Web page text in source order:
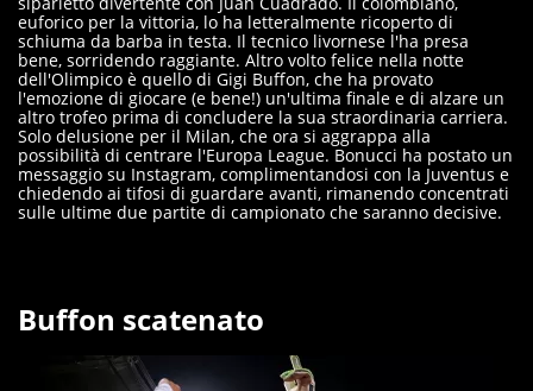
euforico per la vittoria, lo ha letteralmente ricoperto di
schiuma da barba in testa. Il tecnico livornese l'ha presa
bene, sorridendo raggiante. Altro volto felice nella notte
dell'Olimpico è quello di Gigi Buffon, che ha provato
l'emozione di giocare (e bene!) un'ultima finale e di alzare un
altro trofeo prima di concludere la sua straordinaria carriera.
Solo delusione per il Milan, che ora si aggrappa alla
possibilità di centrare l'Europa League. Bonucci ha postato un
messaggio su Instagram, complimentandosi con la Juventus e
chiedendo ai tifosi di guardare avanti, rimanendo concentrati
sulle ultime due partite di campionato che saranno decisive.
Buffon scatenato